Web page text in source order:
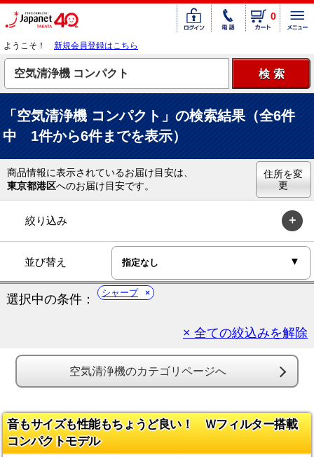
0
ようこそ！ 新規会員登録はこちら
「空気清浄機 コンパクト」の検索結果（全6件
中 1件から6件までを表示）
商品情報に表示されているお届け目安は、
東京都港区へのお届け目安です。
住所を変
更
絞り込み
並び替え
選択中の条件： シャープ
× 全ての絞込みを解除
空気清浄機のカテゴリページへ
音もサイズも性能もちょうど良い！ Ｗフィルター搭載
コンパクトモデル